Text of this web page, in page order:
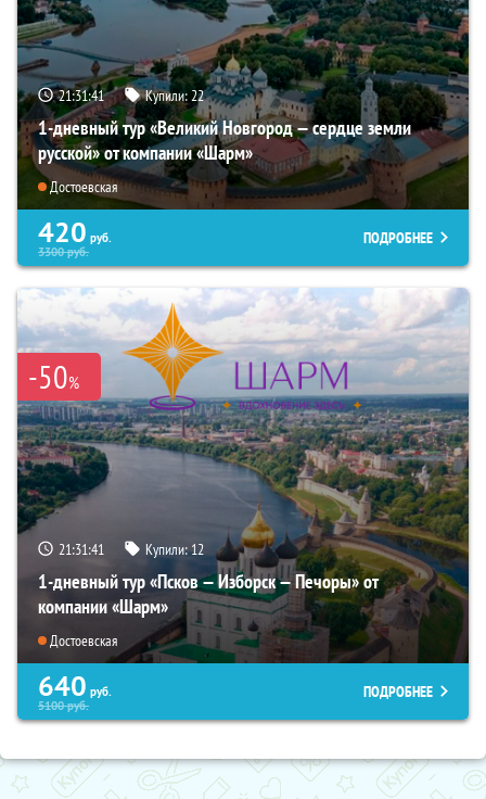
21:31:40 Купили:22
1-дневный тур «Великий Новгород — сердце земли
русской» от компании «Шарм»
Достоевская
420 руб.
3300руб.
ПОДРОБНЕЕ
-50%
21:31:40 Купили:12
1-дневный тур «Псков — Изборск — Печоры» от
компании «Шарм»
Достоевская
640 руб.
5100руб.
ПОДРОБНЕЕ